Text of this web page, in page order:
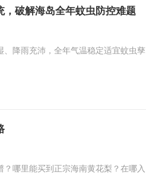
破解海岛全年蚊虫防控难题
降雨充沛，全年气温稳定适宜蚊虫孳
哪里能买到正宗海南黄花梨？在哪入